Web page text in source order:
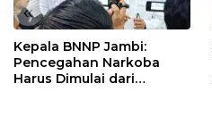
«
Kepala BNNP Jambi:
Pencegahan Narkoba
Harus Dimulai dari